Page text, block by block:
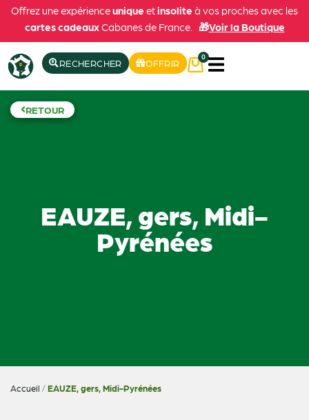
Offrez une expérienceunique etinsolite à vos proches avec les
cartes cadeauxCabanes de France. 🎁Voir la Boutique
RECHERCHER OFFRIR
0
RETOUR
EAUZE, gers, Midi-
Pyrénées
Accueil /EAUZE, gers, Midi-Pyrénées